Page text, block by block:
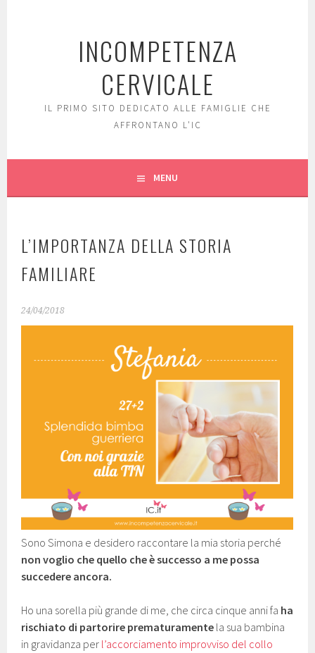
INCOMPETENZA
CERVICALE
IL PRIMO SITO DEDICATO ALLE FAMIGLIE CHE
AFFRONTANO L'IC
MENU
L’IMPORTANZA DELLA STORIA
FAMILIARE
24/04/2018
Sono Simona e desidero raccontare la mia storia perché
non voglio che quello che è successo a me possa
succedere ancora.
Ho una sorella più grande di me, che circa cinque anni fa ha
rischiato di partorire prematuramente la sua bambina
in gravidanza per l’accorciamento improvviso del collo